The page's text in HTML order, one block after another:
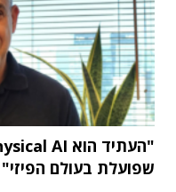
שפועלת בעולם הפיזי"